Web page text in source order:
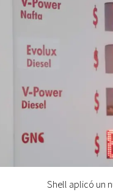
Shell aplicó un